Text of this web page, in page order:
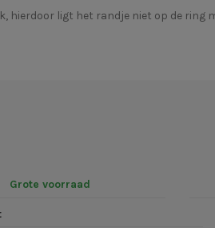
hierdoor ligt het randje niet op de ring
Grote voorraad